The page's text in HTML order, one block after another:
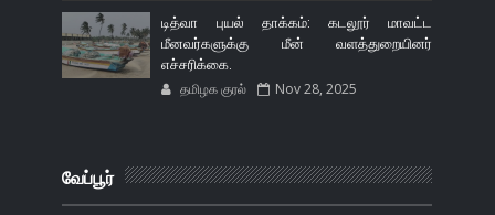
டித்வா புயல் தாக்கம்: கடலூர் மாவட்ட
மீனவர்களுக்கு மீன் வளத்துறையினர்
எச்சரிக்கை.
தமிழக குரல் Nov 28, 2025
வேப்பூர்